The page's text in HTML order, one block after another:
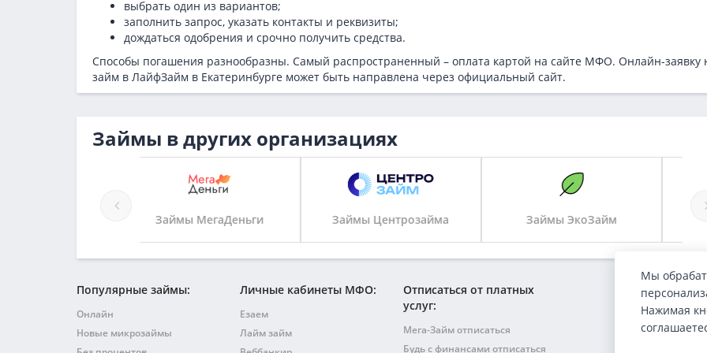
выбрать один из вариантов;
заполнить запрос, указать контакты и реквизиты;
дождаться одобрения и срочно получить средства.
Способы погашения разнообразны. Самый распространенный – оплата картой на сайте МФО. Онлайн-заявку
займ в ЛайфЗайм в Екатеринбурге может быть направлена через официальный сайт.
Займы в других организациях
Займы Центрозайма Займы ЭкоЗайм Займы Кэшми
Популярные займы:
Онлайн
Новые микрозаймы
Личные кабинеты МФО:
Езаем
Лайм займ
Отписаться от платных
услуг:
Мега-Займ отписаться
Будь с финансами отписаться
Мы
Нажимая